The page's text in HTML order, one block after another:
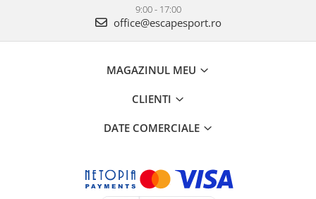
9:00 - 17:00
office@escapesport.ro
MAGAZINUL MEU
CLIENTI
DATE COMERCIALE